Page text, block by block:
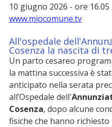
10 giugno 2026 - ore 16.05
www.miocomune.tv
All'ospedale
Cosenza la nascita di
Un parto cesareo
la mattina successiva è
anticipato nella serata
all’Ospedale dell'
Cosenza, dopo alcune
fisiche che hanno richiesto